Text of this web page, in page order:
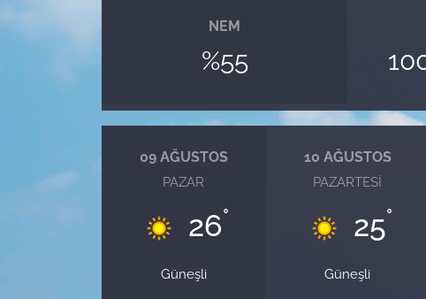
NEM
%55
09 AĞUSTOS
PAZAR
26°
Güneşli
10 AĞUSTOS
PAZARTESI
25°
Güneşli